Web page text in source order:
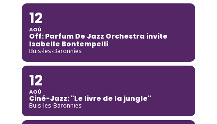
12
AOÛ
Off: Parfum De Jazz Orchestra invite
Isabelle Bontempelli
Buis-les-Baronnies
12
AOÛ
Ciné-Jazz: "Le livre de la jungle"
Buis-les-Baronnies